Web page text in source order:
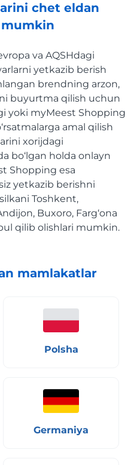
chet eldan
va AQSHdagi
yetkazib berish
brendning arzon,
buyurtma qilish uchun
yoki myMeest Shopping
amal qilish
xorijdagi
bo‘lgan holda onlayn
Shopping esa
yetkazib berishni
Toshkent,
Buxoro, Farg‘ona
qilib olishlari mumkin.
mamlakatlar
Polsha
Germaniya